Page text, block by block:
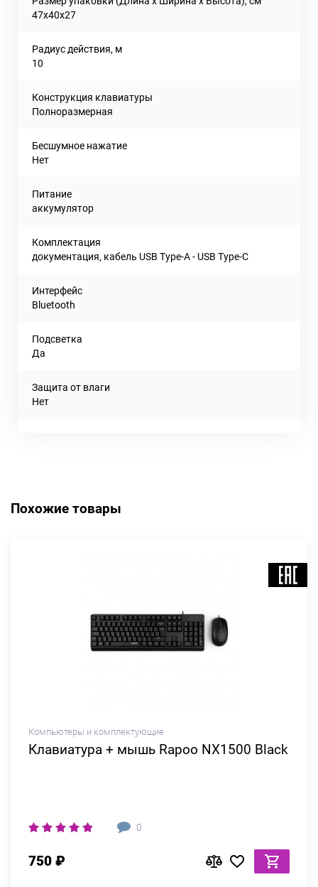
47х40х27
Радиус действия, м
10
Конструкция клавиатуры
Полноразмерная
Бесшумное нажатие
Нет
Питание
аккумулятор
Комплектация
документация, кабель USB Type-A - USB Type-C
Интерфейс
Bluetooth
Подсветка
Да
Защита от влаги
Нет
Похожие товары
Компьютеры и комплектующие
Клавиатура + мышь Rapoo NX1500 Black
0
750 ₽